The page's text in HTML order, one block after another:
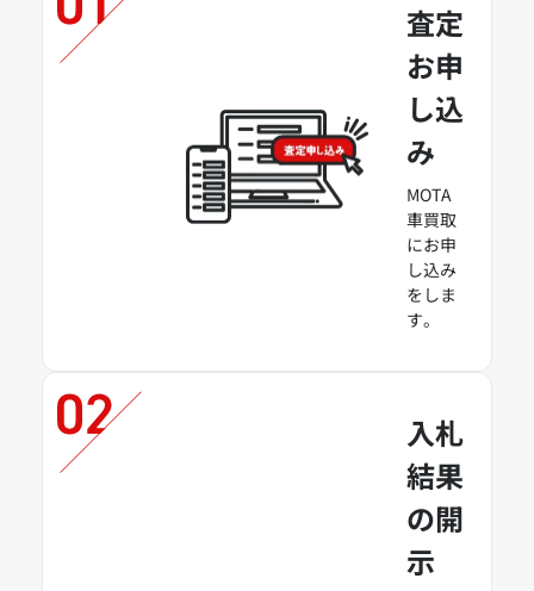
査定
お申
し込
み
MOTA
車買取
にお申
し込み
をしま
す。
入札
結果
の開
示